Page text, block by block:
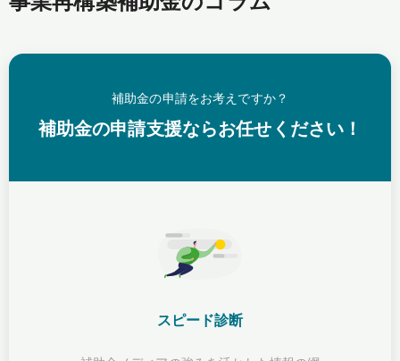
補助金の申請をお考えですか？
補助金の申請支援ならお任せください！
スピード診断